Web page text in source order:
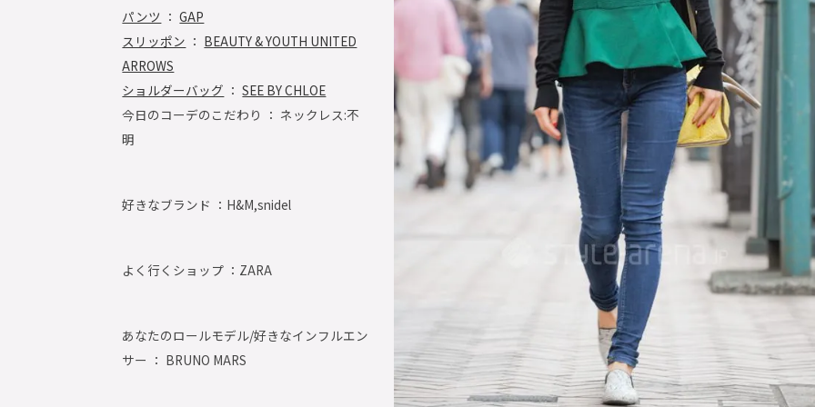
パンツ ：GAP
スリッポン ： BEAUTY & YOUTH UNITED
ARROWS
ショルダーバッグ ：SEE BY CHLOE
今日のコーデのこだわり ： ネックレス:不
明
好きなブランド ： H&M,snidel
よく行くショップ ： ZARA
あなたのロールモデル/好きなインフルエン
サー ： BRUNO MARS